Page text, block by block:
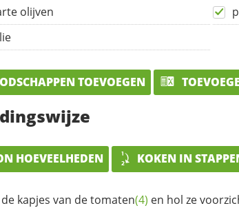
olijven
TOEVOEGEN
HOEVEELHEDEN KOKEN IN
kapjes van detomaten(4) en hol ze